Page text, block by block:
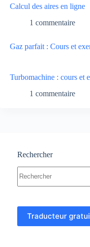
Calcul des aires en ligne
1 commentaire
Gaz parfait : Cours et
Turbomachine : cours et
1 commentaire
Rechercher
résultat
Traducteur